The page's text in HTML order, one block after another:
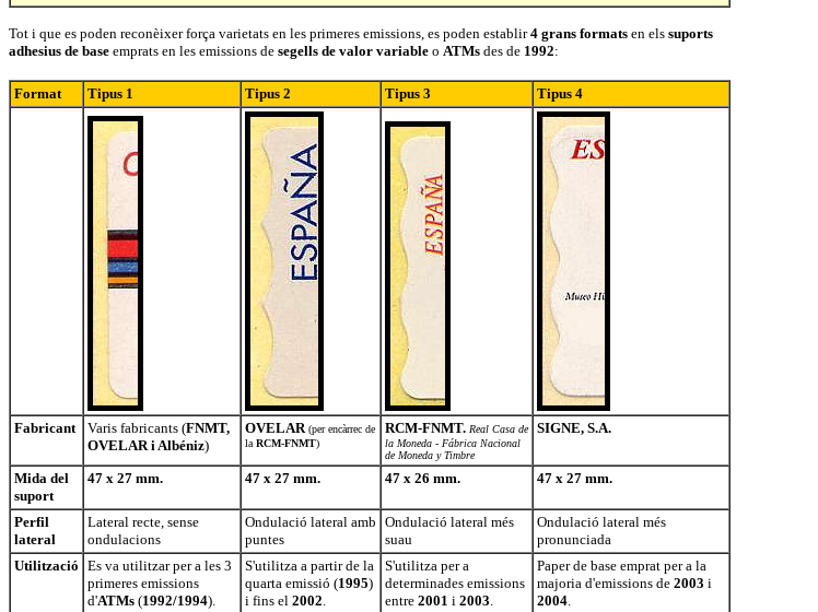
Tot i que es poden reconèixer força varietats en les primeres emissions, es poden establir4 grans formats en els suports
adhesius de base emprats en les emissions de segells de valor variable o ATMs des de 1992:
Format Tipus 1 Tipus 2 Tipus 3 Tipus 4
Fabricant Varis fabricants (FNMT,
OVELAR i Albéniz)
OVELAR(per encàrrec de
la RCM-FNMT)
RCM-FNMT. Real Casa de
la Moneda - Fábrica Nacional
de Moneda y Timbre
SIGNE, S.A.
Mida del
suport
47 x 27 mm. 47 x 27 mm. 47 x 26 mm. 47 x 27 mm.
Perfil
lateral
Lateral recte, sense
ondulacions
Ondulació lateral amb
puntes
Ondulació lateral més
suau
Ondulació lateral més
pronunciada
Utilització Es va utilitzar per a les 3
primeres emissions
d'ATMs (1992/1994).
S'utilitza a partir de la
quarta emissió (1995)
i fins el 2002.
S'utilitza per a
determinades emissions
entre 2001 i 2003.
Paper de base emprat per a la
majoria d'emissions de 2003 i
2004.